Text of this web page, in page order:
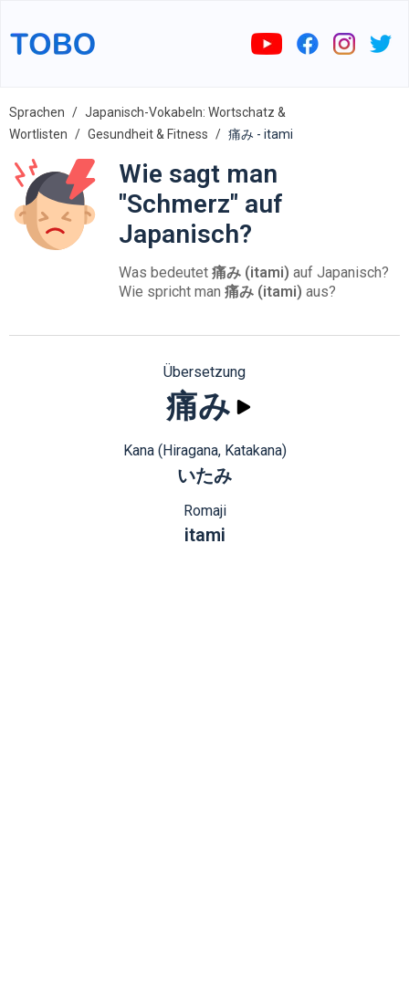
Sprachen
Japanisch-Vokabeln: Wortschatz &
Wortlisten
Gesundheit & Fitness 痛み - itami
Wie sagt man
"Schmerz" auf
Japanisch?
Was bedeutet 痛み (itami) auf Japanisch?
Wie spricht man 痛み (itami) aus?
Übersetzung
痛み
Kana (Hiragana, Katakana)
いたみ
Romaji
itami